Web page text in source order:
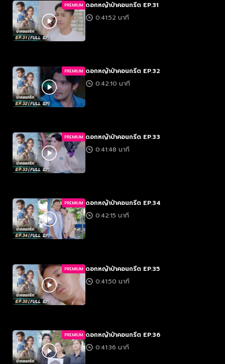
PREMIUM ดอกหญ้าป่าคอนกรีต EP.31
0:41:52 นาที
PREMIUM ดอกหญ้าป่าคอนกรีต EP.32
0:42:10 นาที
PREMIUM ดอกหญ้าป่าคอนกรีต EP.33
0:41:48 นาที
PREMIUM ดอกหญ้าป่าคอนกรีต EP.34
0:42:15 นาที
PREMIUM ดอกหญ้าป่าคอนกรีต EP.35
0:41:50 นาที
PREMIUM ดอกหญ้าป่าคอนกรีต EP.36
0:41:36 นาที